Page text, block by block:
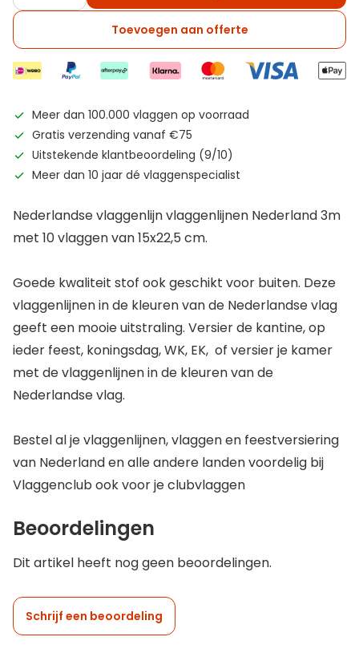
Toevoegen aan offerte
Meer dan 100.000 vlaggen op voorraad
Gratis verzending vanaf €75
Uitstekende klantbeoordeling (9/10)
Meer dan 10 jaar dé vlaggenspecialist
Nederlandse vlaggenlijn vlaggenlijnen Nederland 3m
met 10 vlaggen van 15x22,5 cm.
Goede kwaliteit stof ook geschikt voor buiten. Deze
vlaggenlijnen in de kleuren van de Nederlandse vlag
geeft een mooie uitstraling. Versier de kantine, op
ieder feest, koningsdag, WK, EK, of versier je kamer
met de vlaggenlijnen in de kleuren van de
Nederlandse vlag.
Bestel al je vlaggenlijnen, vlaggen en feestversiering
van Nederland en alle andere landen voordelig bij
Vlaggenclub ook voor je clubvlaggen
Beoordelingen
Dit artikel heeft nog geen beoordelingen.
Schrijf een beoordeling